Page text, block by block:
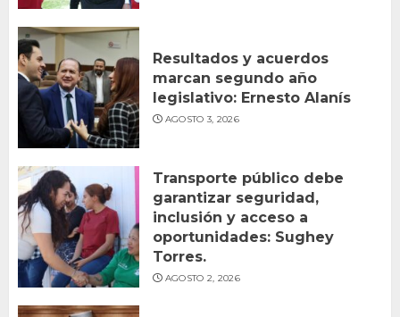
Resultados y acuerdos
marcan segundo año
legislativo: Ernesto Alanís
AGOSTO 3, 2026
Transporte público debe
garantizar seguridad,
inclusión y acceso a
oportunidades: Sughey
Torres.
AGOSTO 2, 2026